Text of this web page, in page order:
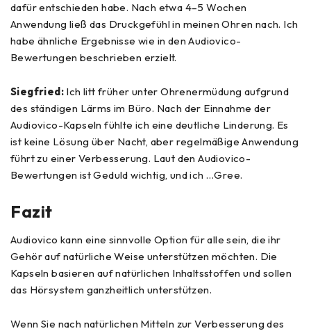
dafür entschieden habe. Nach etwa 4–5 Wochen
Anwendung ließ das Druckgefühl in meinen Ohren nach. Ich
habe ähnliche Ergebnisse wie in den Audiovico-
Bewertungen beschrieben erzielt.
Siegfried: Ich litt früher unter Ohrenermüdung aufgrund
des ständigen Lärms im Büro. Nach der Einnahme der
Audiovico-Kapseln fühlte ich eine deutliche Linderung. Es
ist keine Lösung über Nacht, aber regelmäßige Anwendung
führt zu einer Verbesserung. Laut den Audiovico-
Bewertungen ist Geduld wichtig, und ich …Gree.
Fazit
Audiovico kann eine sinnvolle Option für alle sein, die ihr
Gehör auf natürliche Weise unterstützen möchten. Die
Kapseln basieren auf natürlichen Inhaltsstoffen und sollen
das Hörsystem ganzheitlich unterstützen.
Wenn Sie nach natürlichen Mitteln zur Verbesserung des